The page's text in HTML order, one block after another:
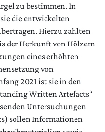
zu bestimmen. In
die entwickelten
Hierzu zählten
der Herkunft von Hölzern
eines erhöhten
von
2021 ist sie in den
Written Artefacts“
Untersuchungen
sollen Informationen